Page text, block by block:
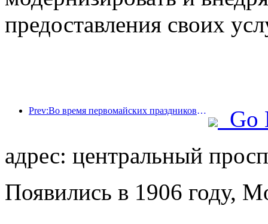
предоставления своих
Prev:Во время первомайских праздников по железной дороге в дельте реки Янцзы было перевезено более 21,38 миллиона пассажиров.
Go
адрес: центральный
Появились в 1906 году,